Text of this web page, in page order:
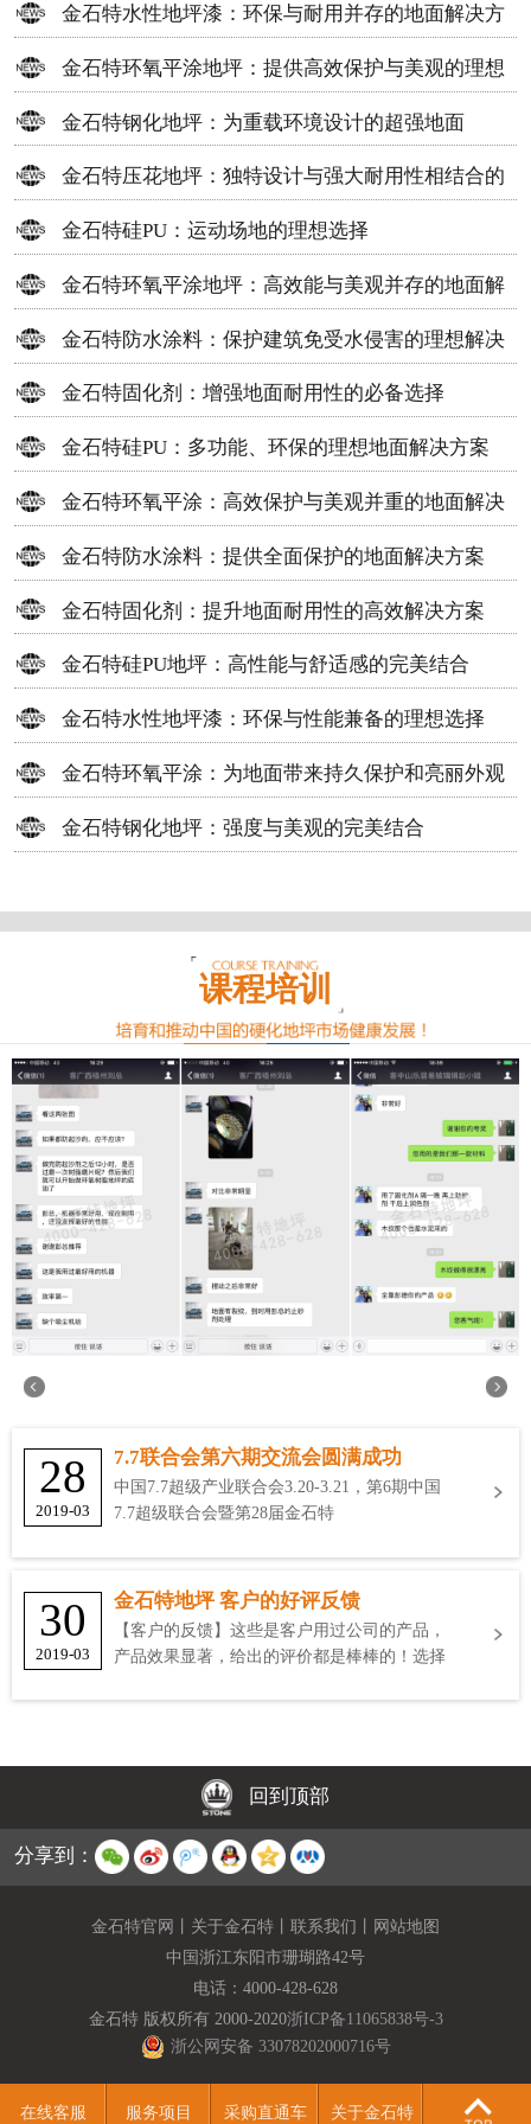
金石特水性地坪漆：环保与耐用并存的地面解决方
案
金石特环氧平涂地坪：提供高效保护与美观的理想
选择
金石特钢化地坪：为重载环境设计的超强地面
金石特压花地坪：独特设计与强大耐用性相结合的
地面材料
金石特硅PU：运动场地的理想选择
金石特环氧平涂地坪：高效能与美观并存的地面解
决方案
金石特防水涂料：保护建筑免受水侵害的理想解决
方案
金石特固化剂：增强地面耐用性的必备选择
金石特硅PU：多功能、环保的理想地面解决方案
金石特环氧平涂：高效保护与美观并重的地面解决
方案
金石特防水涂料：提供全面保护的地面解决方案
金石特固化剂：提升地面耐用性的高效解决方案
金石特硅PU地坪：高性能与舒适感的完美结合
金石特水性地坪漆：环保与性能兼备的理想选择
金石特环氧平涂：为地面带来持久保护和亮丽外观
金石特钢化地坪：强度与美观的完美结合
课程培训
28
2019-03
7.7联合会第六期交流会圆满成功
中国7.7超级产业联合会3.20-3.21，第6期中国
7.7超级联合会暨第28届金石特
30
2019-03
金石特地坪 客户的好评反馈
【客户的反馈】这些是客户用过公司的产品，
产品效果显著，给出的评价都是棒棒的！选择
回到顶部
分享到：
金石特官网 关于金石特 联系我们
网站地图
中国浙江东阳市珊瑚路42号
电话： 4000-428-628
金石特 版权所有 2000-2020浙ICP备11065838号-3
浙公网安备 33078202000716号
在线客服 服务项目 采购直通车 关于金石特